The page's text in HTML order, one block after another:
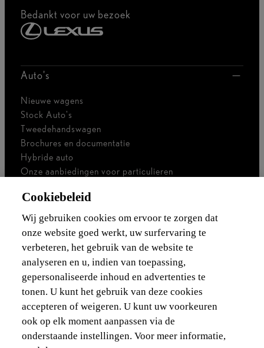
Bedankt voor uw bezoek
Auto's
Nieuwe wagens
Stock Auto's
Tweedehandswagen
Brochures en documentatie
Hybride auto
Onze aanbiedingen voor particulieren
Bedrijfswagen
Ik ben zelfstandig
Voor vlootbeheerders
Waarborgen & financieringen
Ontdek Lexus
Wettelijke vermelding
Cookiebeleid
Wij gebruiken cookies om ervoor te zorgen dat
onze website goed werkt, uw surfervaring te
verbeteren, het gebruik van de website te
analyseren en u, indien van toepassing,
gepersonaliseerde inhoud en advertenties te
tonen. U kunt het gebruik van deze cookies
accepteren of weigeren. U kunt uw voorkeuren
ook op elk moment aanpassen via de
onderstaande instellingen. Voor meer informatie,